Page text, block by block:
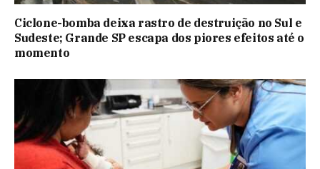
Ciclone-bomba deixa rastro de destruição no Sul e
Sudeste; Grande SP escapa dos piores efeitos até o
momento